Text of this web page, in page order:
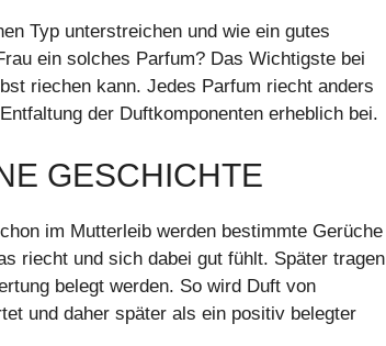
Typ unterstreichen und wie ein gutes
ein solches Parfum? Das Wichtigste bei
riechen kann. Jedes Parfum riecht anders
der Duftkomponenten erheblich bei.
GESCHICHTE
im Mutterleib werden bestimmte Gerüche
riecht und sich dabei gut fühlt. Später tragen
belegt werden. So wird Duft von
und daher später als ein positiv belegter